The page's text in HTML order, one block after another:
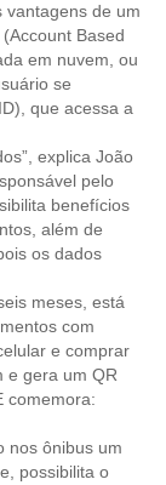
vantagens de um
Based
em nuvem, ou
se
que acessa a
explica João
pelo
benefícios
além de
os dados
meses, está
com
e comprar
e gera um QR
comemora:
nos ônibus um
possibilita o